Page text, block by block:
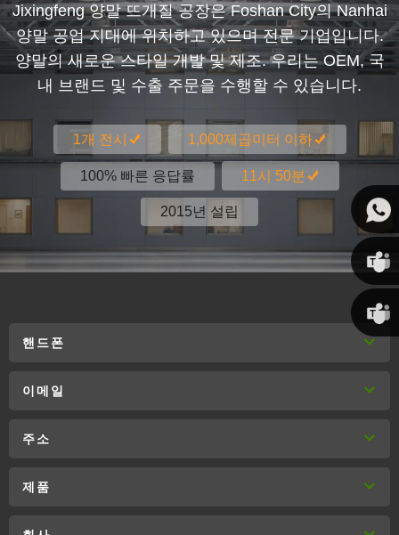
Jixingfeng 양말 뜨개질 공장은 Foshan City의 Nanhai
양말 공업 지대에 위치하고 있으며 전문 기업입니다.
양말의 새로운 스타일 개발 및 제조. 우리는 OEM, 국
내 브랜드 및 수출 주문을 수행할 수 있습니다.
1개 전시 1,000제곱미터 이하
100% 빠른 응답률 11시 50분
2015년 설립
핸드폰
이메일
주소
제품
Susan